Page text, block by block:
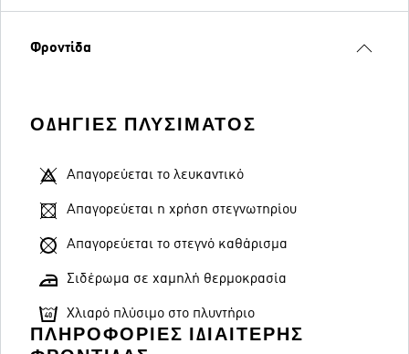
Φροντίδα
ΟΔΗΓΊΕΣ ΠΛΥΣΊΜΑΤΟΣ
Απαγορεύεται το λευκαντικό
Απαγορεύεται η χρήση στεγνωτηρίου
Απαγορεύεται το στεγνό καθάρισμα
Σιδέρωμα σε χαμηλή θερμοκρασία
Χλιαρό πλύσιμο στο πλυντήριο
ΠΛΗΡΟΦΟΡΊΕΣ ΙΔΙΑΊΤΕΡΗΣ